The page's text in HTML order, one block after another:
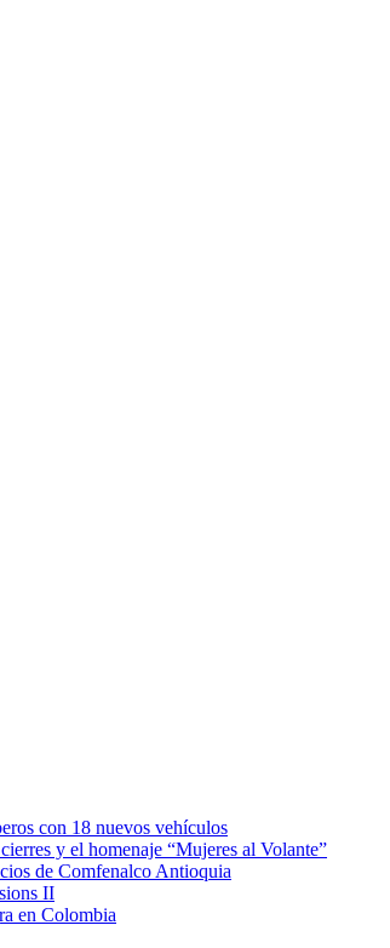
con 18 nuevos vehículos
y el homenaje “Mujeres al Volante”
de Comfenalco Antioquia
II
en Colombia